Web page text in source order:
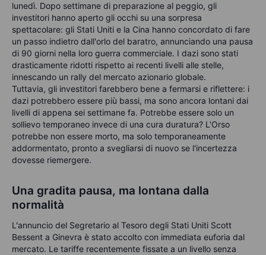
lunedì. Dopo settimane di preparazione al peggio, gli
investitori hanno aperto gli occhi su una sorpresa
spettacolare: gli Stati Uniti e la Cina hanno concordato di fare
un passo indietro dall'orlo del baratro, annunciando una pausa
di 90 giorni nella loro guerra commerciale. I dazi sono stati
drasticamente ridotti rispetto ai recenti livelli alle stelle,
innescando un rally del mercato azionario globale.
Tuttavia, gli investitori farebbero bene a fermarsi e riflettere: i
dazi potrebbero essere più bassi, ma sono ancora lontani dai
livelli di appena sei settimane fa. Potrebbe essere solo un
sollievo temporaneo invece di una cura duratura? L'Orso
potrebbe non essere morto, ma solo temporaneamente
addormentato, pronto a svegliarsi di nuovo se l'incertezza
dovesse riemergere.
Una gradita pausa, ma lontana dalla
normalità
L'annuncio del Segretario al Tesoro degli Stati Uniti Scott
Bessent a Ginevra è stato accolto con immediata euforia dal
mercato. Le tariffe recentemente fissate a un livello senza